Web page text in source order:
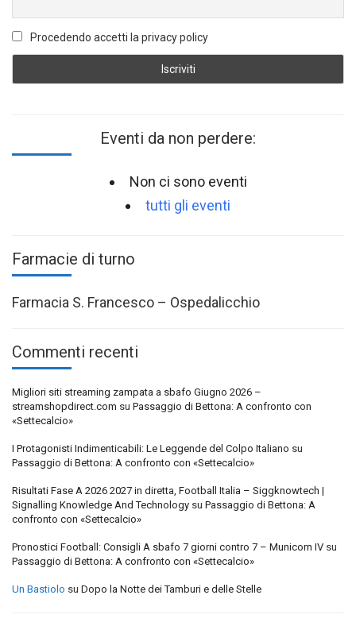
Procedendo accetti la privacy policy
Eventi da non perdere:
Non ci sono eventi
tutti gli eventi
Farmacie di turno
Farmacia S. Francesco – Ospedalicchio
Commenti recenti
Migliori siti streaming zampata a sbafo Giugno 2026 –
streamshopdirect.com su Passaggio di Bettona: A confronto con
«Settecalcio»
I Protagonisti Indimenticabili: Le Leggende del Colpo Italiano su
Passaggio di Bettona: A confronto con «Settecalcio»
Risultati Fase A 2026 2027 in diretta, Football Italia – Siggknowtech |
Signalling Knowledge And Technology su Passaggio di Bettona: A
confronto con «Settecalcio»
Pronostici Football: Consigli A sbafo 7 giorni contro 7 – Municorn IV su
Passaggio di Bettona: A confronto con «Settecalcio»
Un Bastiolo su Dopo la Notte dei Tamburi e delle Stelle